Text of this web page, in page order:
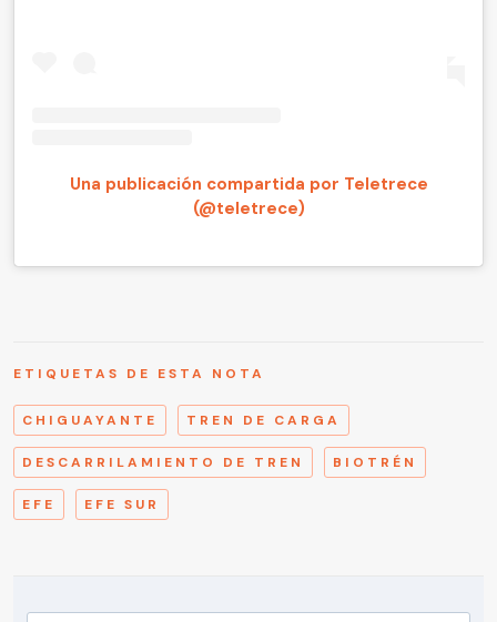
Una publicación compartida por Teletrece
(@teletrece)
ETIQUETAS DE ESTA NOTA
CHIGUAYANTE TREN DE CARGA
DESCARRILAMIENTO DE TREN BIOTRÉN
EFE EFE SUR